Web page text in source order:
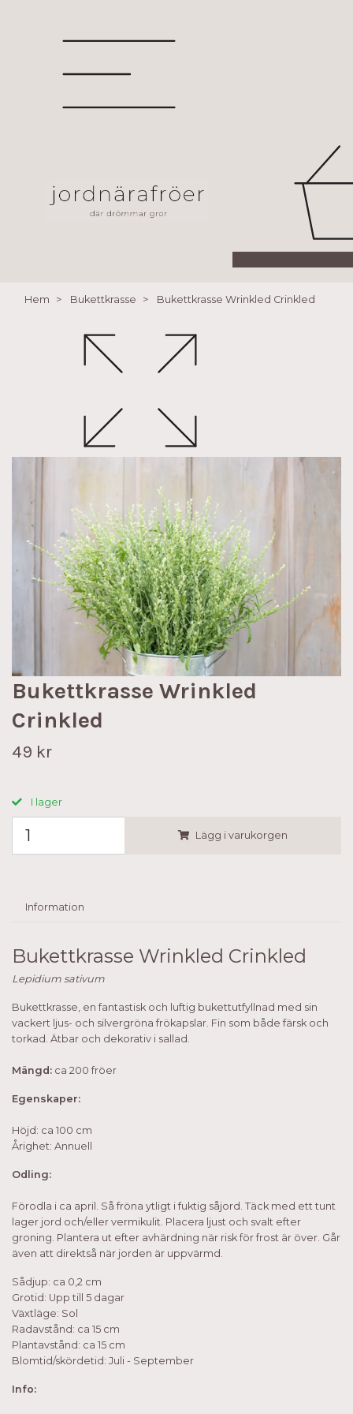
Hem Bukettkrasse Bukettkrasse Wrinkled Crinkled
Bukettkrasse Wrinkled
Crinkled
49 kr
I lager
Lägg i varukorgen
Information
Bukettkrasse Wrinkled Crinkled
Lepidium sativum
Bukettkrasse, en fantastisk och luftig bukettutfyllnad med sin
vackert ljus- och silvergröna frökapslar. Fin som både färsk och
torkad. Ätbar och dekorativ i sallad.
Mängd: ca 200 fröer
Egenskaper:
Höjd: ca 100 cm
Årighet: Annuell
Odling:
Förodla i ca april. Så fröna ytligt i fuktig såjord. Täck med ett tunt
lager jord och/eller vermikulit. Placera ljust och svalt efter
groning. Plantera ut efter avhärdning när risk för frost är över. Går
även att direktså när jorden är uppvärmd.
Sådjup: ca 0,2 cm
Grotid: Upp till 5 dagar
Växtläge: Sol
Radavstånd: ca 15 cm
Plantavstånd: ca 15 cm
Blomtid/skördetid: Juli - September
Info: